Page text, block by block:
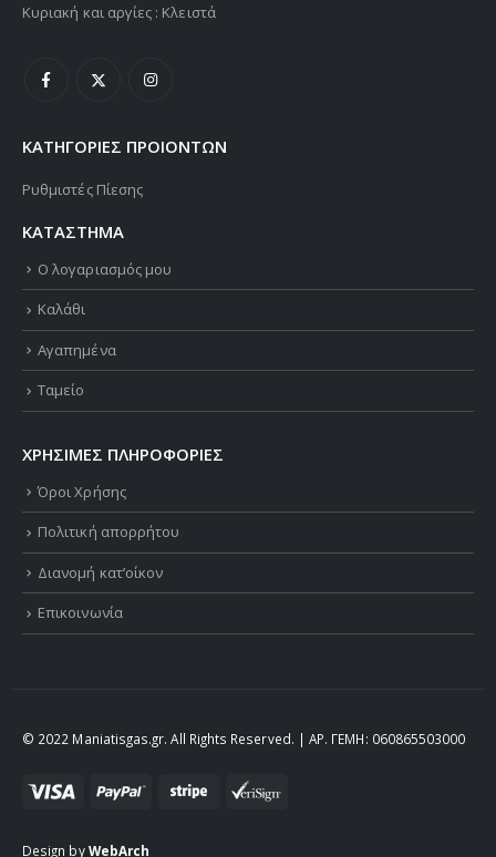
Κυριακή και αργίες : Κλειστά
ΚΑΤΗΓΟΡΙΕΣ ΠΡΟΙΟΝΤΩΝ
Ρυθμιστές Πίεσης
ΚΑΤΑΣΤΗΜΑ
Ο λογαριασμός μου
Καλάθι
Αγαπημένα
Ταμείο
ΧΡΗΣΙΜΕΣ ΠΛΗΡΟΦΟΡΙΕΣ
Όροι Χρήσης
Πολιτική απορρήτου
Διανομή κατ’οίκον
Επικοινωνία
© 2022 Maniatisgas.gr. All Rights Reserved. | ΑΡ. ΓΕΜΗ: 060865503000
Design byWebArch